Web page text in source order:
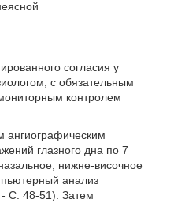
согласия у
с обязательным
контролем
ангиографическим
глазного дна по 7
нижне-височное
анализ
С. 48-51). Затем